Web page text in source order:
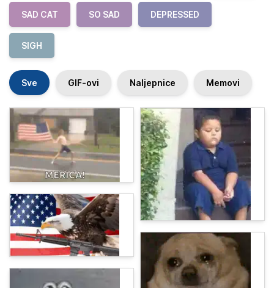
SAD CAT SO SAD DEPRESSED
SIGH
Sve GIF-ovi Naljepnice Memovi